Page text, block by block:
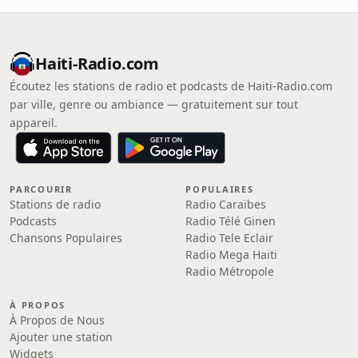
Haiti-Radio.com
Écoutez les stations de radio et podcasts de Haiti-Radio.com
par ville, genre ou ambiance — gratuitement sur tout
appareil.
PARCOURIR
Stations de radio
Podcasts
Chansons Populaires
POPULAIRES
Radio Caraïbes
Radio Télé Ginen
Radio Tele Eclair
Radio Mega Haiti
Radio Métropole
À PROPOS
À Propos de Nous
Ajouter une station
Widgets